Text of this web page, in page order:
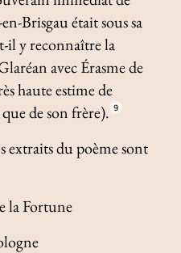
Brisgau était sous sa
il y reconnaître la
avec Érasme de
haute estime de
de son frère). 9
extraits du poème sont
la Fortune